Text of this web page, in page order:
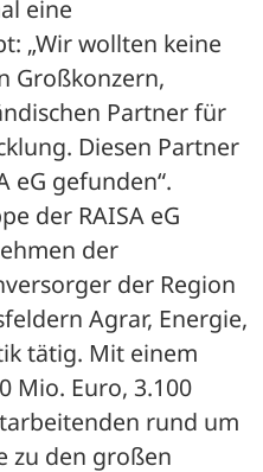
eine
„Wir wollten keine
Großkonzern,
Partner für
Diesen Partner
eG gefunden“.
der RAISA eG
der
der Region
Agrar, Energie,
tätig. Mit einem
Mio. Euro, 3.100
rund um
zu den großen